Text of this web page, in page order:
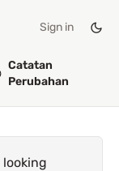
Sign in
Catatan
Perubahan
looking